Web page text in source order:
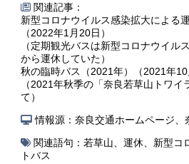
関連記事：
新型コロナウイルス感染拡大による
（2022年1月20日）
（定期観光バスは新型コロナウイル
から運休していた）
秋の臨時バス（2021年）（2021年10
（2021年秋季の「奈良若草山トワ
て）
情報源：奈良交通ホームページ、
関連語句： 若草山 運休 新型コ
トバス